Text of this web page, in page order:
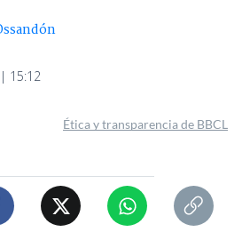
15:12
Ética y transparencia de BBCL